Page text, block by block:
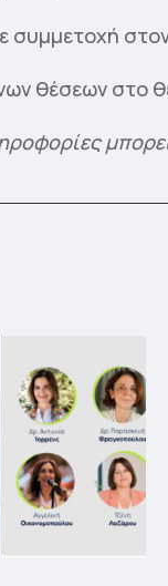
συμμετοχή
θέσεων στο